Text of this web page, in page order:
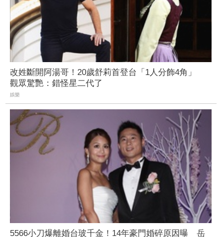
改姓斷開阿湯哥！20歲舒莉首登台「1人分飾4角」
觀眾驚艷：錯怪星二代了
娛樂
5566小刀爆離婚台玻千金！14年豪門婚碎原因曝 岳